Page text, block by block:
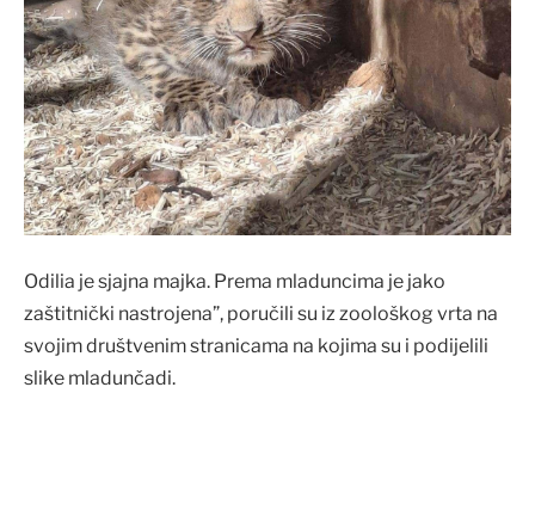
Odilia je sjajna majka. Prema mladuncima je jako
zaštitnički nastrojena”, poručili su iz zoološkog vrta na
svojim društvenim stranicama na kojima su i podijelili
slike mladunčadi.